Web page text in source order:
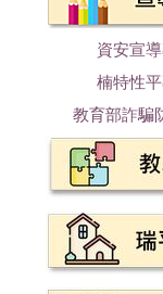
資安宣
楠特性
教育部詐騙